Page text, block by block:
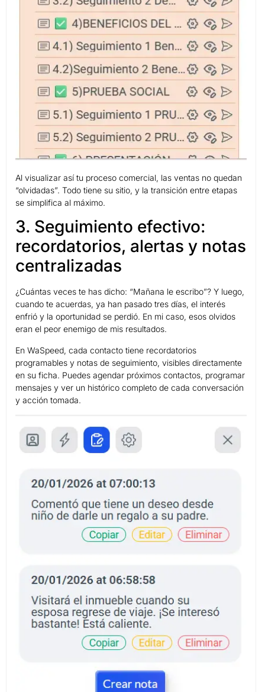
Al visualizar así tu proceso comercial, las ventas no quedan
“olvidadas”. Todo tiene su sitio, y la transición entre etapas
se simplifica al máximo.
3. Seguimiento efectivo:
recordatorios, alertas y notas
centralizadas
¿Cuántas veces te has dicho: “Mañana le escribo”? Y luego,
cuando te acuerdas, ya han pasado tres días, el interés
enfrió y la oportunidad se perdió. En mi caso, esos olvidos
eran el peor enemigo de mis resultados.
En WaSpeed, cada contacto tiene recordatorios
programables y notas de seguimiento, visibles directamente
en su ficha. Puedes agendar próximos contactos, programar
mensajes y ver un histórico completo de cada conversación
y acción tomada.